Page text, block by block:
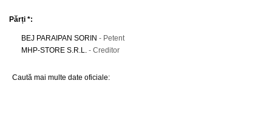
Părți *:
BEJ PARAIPAN SORIN - Petent
MHP-STORE S.R.L. - Creditor
Caută mai multe date oficiale: